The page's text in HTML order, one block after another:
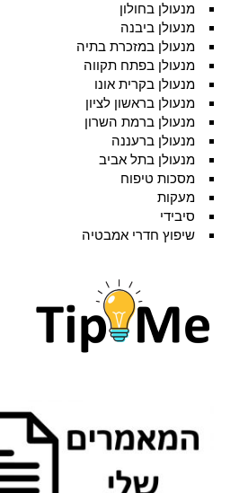
מנעולן בחולון
מנעולן ביבנה
מנעולן במזכרת בתיה
מנעולן בפתח תקווה
מנעולן בקרית אונו
מנעולן בראשון לציון
מנעולן ברמת השרון
מנעולן ברעננה
מנעולן בתל אביב
מסכות טיפוח
מעקות
סיבידי
שיפוץ חדרי אמבטיה